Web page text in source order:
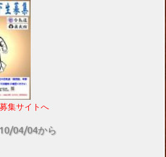
集サイトへ
04/04から